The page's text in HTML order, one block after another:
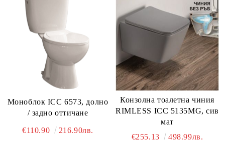
Моноблок ICC 6573, долно
/ задно оттичане
€110.90 216.90лв.
Конзолна тоалетна чиния
RIMLESS ICC 5135MG, сив
мат
€255.13
498.99лв.